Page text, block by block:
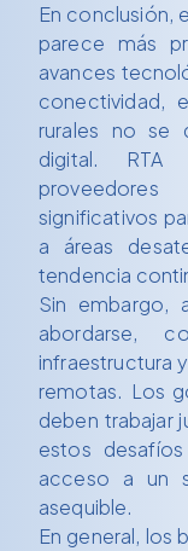
En conclusión,
parece más
avances
conectividad,
rurales no se
digital. RTA
significativos
a áreas
tendencia
Sin embargo,
infraestructura
remotas. Los
deben trabajar
estos
acceso a un
asequible.
En general, los